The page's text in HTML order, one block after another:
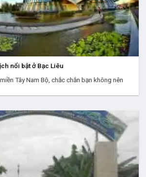
nổi bật ở Bạc Liêu
Tây Nam Bộ, chắc chắn bạn không nên